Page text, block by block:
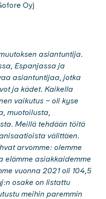
Oyj
asiantuntija.
Espanjassa ja
asiantuntijaa, jotka
ja kädet. Kaikella
vaikutus – oli kyse
muotoilusta,
Meillä tehdään töitä
välittäen.
arvomme: olemme
elämme asiakkaidemme
vuonna 2021 oli 104,5
osake on listattu
meihin paremmin